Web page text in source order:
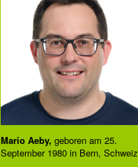
Mario Aeby, geboren am 25.
September 1980 in Bern, Schweiz